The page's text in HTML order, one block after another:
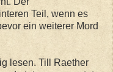
Teil, wenn es
ein weiterer Mord
lesen. Till Raether